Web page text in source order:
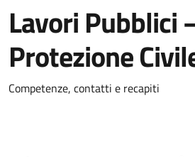
Lavori Pubblici
Protezione
Competenze, contatti e recapiti